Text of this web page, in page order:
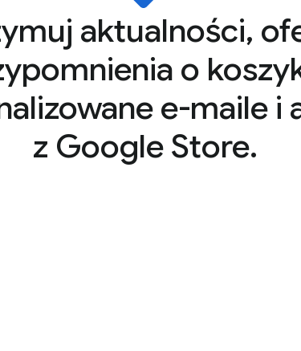
aktualności,
o
e-maile i
z Google Store.